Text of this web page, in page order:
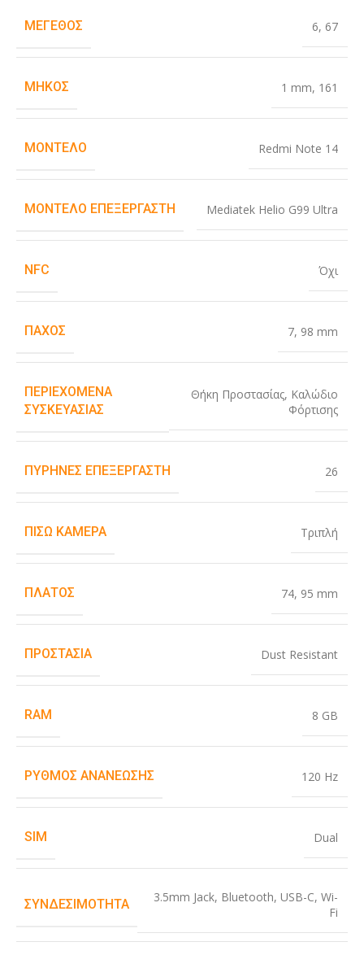
ΜΈΓΕΘΟΣ 6, 67
ΜΉΚΟΣ 1 mm, 161
ΜΟΝΤΈΛΟ Redmi Note 14
ΜΟΝΤΈΛΟ ΕΠΕΞΕΡΓΑΣΤΉ Mediatek Helio G99 Ultra
NFC Όχι
ΠΆΧΟΣ 7, 98 mm
ΠΕΡΙΕΧΌΜΕΝΑ
ΣΥΣΚΕΥΑΣΊΑΣ
Θήκη Προστασίας, Καλώδιο
Φόρτισης
ΠΥΡΉΝΕΣ ΕΠΕΞΕΡΓΑΣΤΉ 26
ΠΊΣΩ ΚΆΜΕΡΑ Τριπλή
ΠΛΆΤΟΣ 74, 95 mm
ΠΡΟΣΤΑΣΊΑ Dust Resistant
RAM 8 GB
ΡΥΘΜΌΣ ΑΝΑΝΈΩΣΗΣ 120 Hz
SIM Dual
ΣΥΝΔΕΣΙΜΌΤΗΤΑ 3.5mm Jack, Bluetooth, USB-C, Wi-
Fi